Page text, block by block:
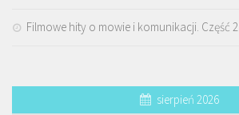
Filmowe hity o mowie i komunikacji. Część 2
sierpień 2026